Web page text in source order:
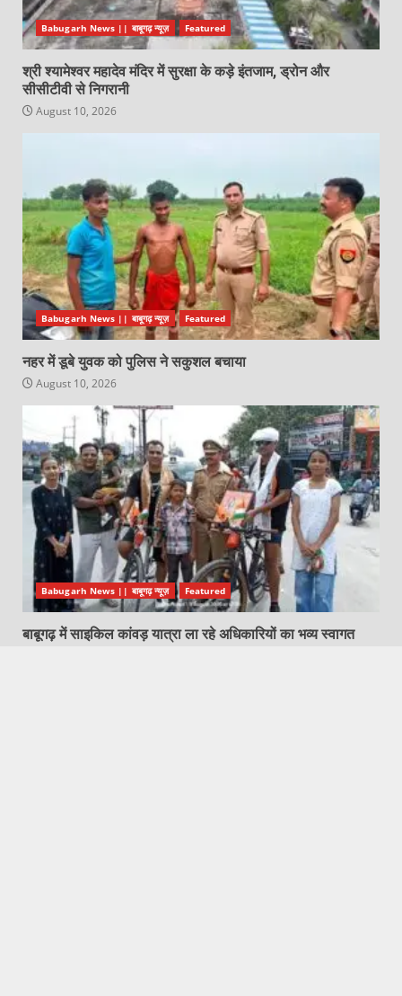
Babugarh News || बाबूगढ़ न्यूज़ Featured
श्री श्यामेश्वर महादेव मंदिर में सुरक्षा के कड़े इंतजाम, ड्रोन और
सीसीटीवी से निगरानी
August 10, 2026
Babugarh News || बाबूगढ़ न्यूज़ Featured
नहर में डूबे युवक को पुलिस ने सकुशल बचाया
August 10, 2026
Babugarh News || बाबूगढ़ न्यूज़ Featured
बाबूगढ़ में साइकिल कांवड़ यात्रा ला रहे अधिकारियों का भव्य स्वागत